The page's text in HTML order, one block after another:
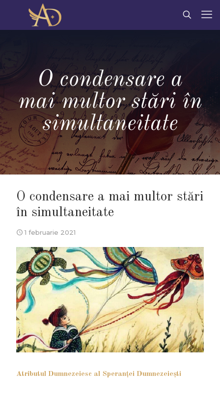
O condensare a
mai multor stări în
simultaneitate
O condensare a mai multor stări
în simultaneitate
1 februarie 2021
Atributul Dumnezeiesc al Speranţei Dumnezeieşti